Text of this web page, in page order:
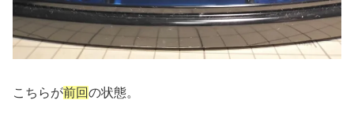
こちらが前回の状態。